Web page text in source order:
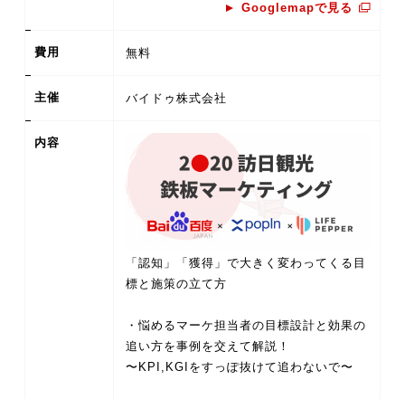
Googlemapで見る
費用 無料
主催 バイドゥ株式会社
内容
「認知」「獲得」で大きく変わってくる目
標と施策の立て方
・悩めるマーケ担当者の目標設計と効果の
追い方を事例を交えて解説！
〜KPI,KGIをすっぽ抜けて追わないで〜